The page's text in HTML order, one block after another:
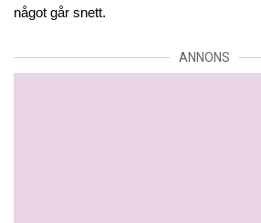
något går snett.
ANNONS